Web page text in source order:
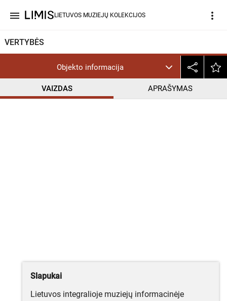
menu LIETUVOS MUZIEJŲ KOLEKCIJOS more_vert
VERTYBĖS
Objekto informacija
VAIZDAS APRAŠYMAS
CC BY help_outline
Slapukai
Lietuvos integralioje muziejų informacinėje